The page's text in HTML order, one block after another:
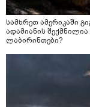
სამხრეთ ამერიკაში
ადამიანის
ლაბირინთები?